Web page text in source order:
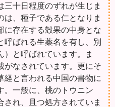
十日程度のずれが生じま
、種子である仁となりま
に存在する殻果の中身とな
呼ばれる生薬名を有し、別
と呼ばれています。ま
がなされています。更にそ
経と言われる中国の書物に
。一般に、桃のトウニン
れ、且つ処方されていま